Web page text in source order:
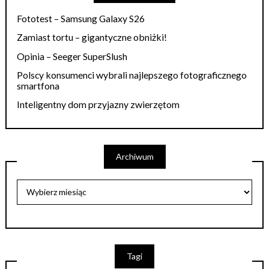
Fototest – Samsung Galaxy S26
Zamiast tortu – gigantyczne obniżki!
Opinia – Seeger SuperSlush
Polscy konsumenci wybrali najlepszego fotograficznego
smartfona
Inteligentny dom przyjazny zwierzętom
Archiwum
Tagi